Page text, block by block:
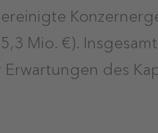
Mio. €).
des